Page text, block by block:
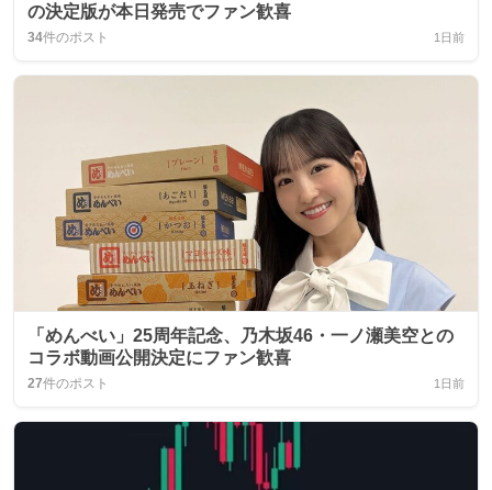
の決定版が本日発売でファン歓喜
34件のポスト 1日前
「めんべい」25周年記念、乃木坂46・一ノ瀬美空との
コラボ動画公開決定にファン歓喜
27件のポスト 1日前